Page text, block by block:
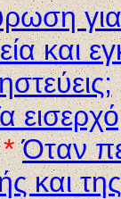
και
Όταν
και